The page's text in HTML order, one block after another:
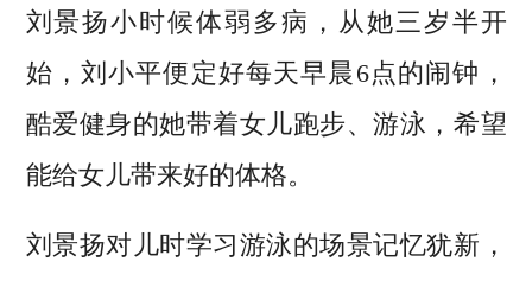
刘景扬小时候体弱多病，从她三岁半开
始，刘小平便定好每天早晨6点的闹钟，
酷爱健身的她带着女儿跑步、游泳，希望
能给女儿带来好的体格。
刘景扬对儿时学习游泳的场景记忆犹新，